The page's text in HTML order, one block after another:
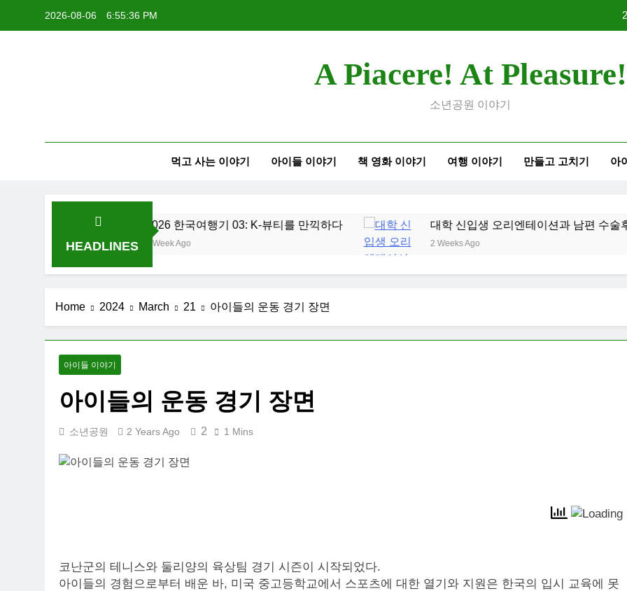
2026-08-06 6:55:38 PM
2026
대학
A Piacere! At Pleasure!
소년공원 이야기
먹고 사는 이야기 아이들 이야기 책 영화 이야기 여행 이야기 만들고 고치기 아
HEADLINES
2026 한국여행기 03: K-뷰티를 만끽하다
1 Week Ago
대학 신입생 오리엔테이션과 남편 수술후 회복
2 Weeks Ago
Home 2024 March 21 아이들의 운동 경기 장면
아이들 이야기
아이들의 운동 경기 장면
소년공원 2 Years Ago 2 1 Mins
코난군의 테니스와 둘리양의 육상팀 경기 시즌이 시작되었다.
아이들의 경험으로부터 배운 바, 미국 중고등학교에서 스포츠에 대한 열기와 지원은 한국의 입시 교육에 못